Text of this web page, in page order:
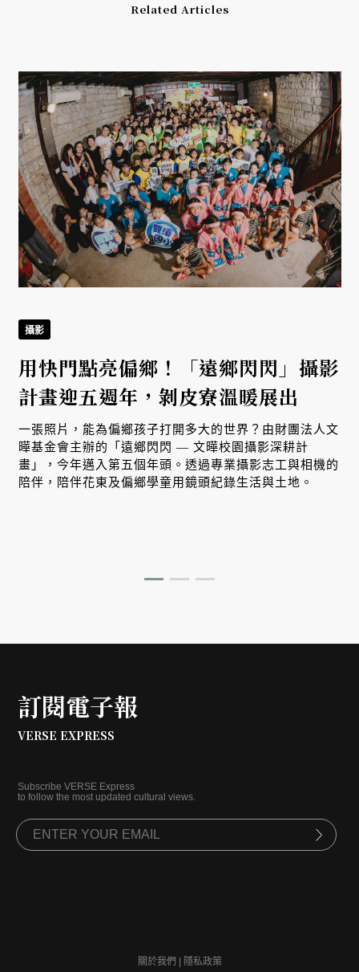
Related Articles
攝影
用快門點亮偏鄉！「遠鄉閃閃」攝影
計畫迎五週年，剝皮寮溫暖展出
一張照片，能為偏鄉孩子打開多大的世界？由財團法人文
曄基金會主辦的「遠鄉閃閃 — 文曄校園攝影深耕計
畫」，今年邁入第五個年頭。透過專業攝影志工與相機的
陪伴，陪伴花東及偏鄉學童用鏡頭紀錄生活與土地。
訂閱電子報
VERSE EXPRESS
Subscribe VERSE Express
to follow the most updated cultural views.
關於我們 | 隱私政策